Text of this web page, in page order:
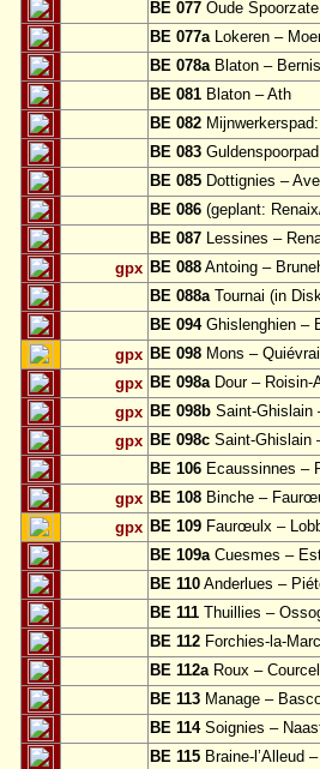
BE 077 Oude
BE 077aLokeren –
BE 078aBlaton –
BE 081 Blaton – Ath
BE 082
BE 083
BE 085 Dottignies –
BE 086 (geplant:
BE 087 Lessines –
gpx BE 088 Antoing –
BE 088aTournai (in
BE 094Ghislenghien –
gpx BE 098 Mons –
gpx BE 098aDour – Roisin-
gpx BE 098b Saint-Ghislain
gpx BE 098c Saint-Ghislain
BE 106 Ecaussinnes –
gpx BE 108 Binche –
gpx BE 109 Faurœulx –
BE 109aCuesmes –
BE 110 Anderlues –
BE 111 Thuillies –
BE 112 Forchies-la-
BE 112aRoux –
BE 113 Manage –
BE 114Soignies –
BE 115 Braine-l’Alleud